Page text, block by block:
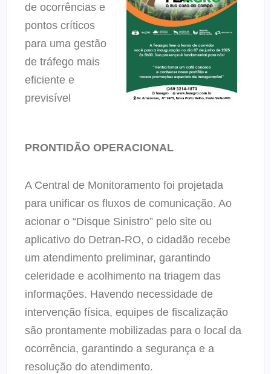
de ocorrências e
pontos críticos
para uma gestão
de tráfego mais
eficiente e
previsível
PRONTIDÃO OPERACIONAL
A Central de Monitoramento foi projetada
para unificar os fluxos de comunicação. Ao
acionar o “Disque Sinistro” pelo site ou
aplicativo do Detran-RO, o cidadão recebe
um atendimento preliminar, garantindo
celeridade e acolhimento na triagem das
informações. Havendo necessidade de
intervenção física, equipes de fiscalização
são prontamente mobilizadas para o local da
ocorrência, garantindo a segurança e a
resolução do atendimento.